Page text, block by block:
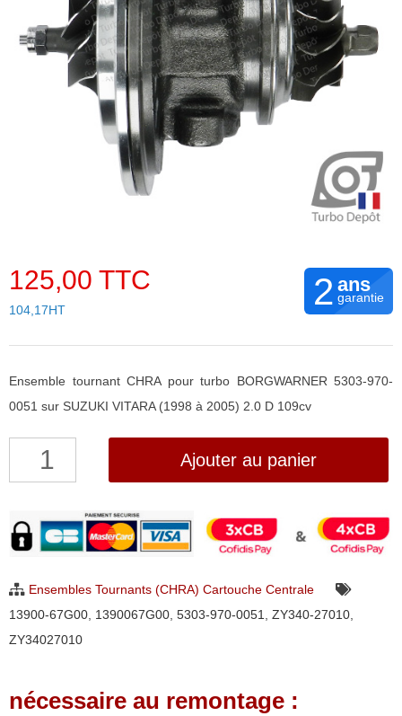
125,00 TTC
104,17HT 2 ans
garantie
Ensemble tournant CHRA pour turbo BORGWARNER 5303-970-
0051 sur SUZUKI VITARA (1998 à 2005) 2.0 D 109cv
quantité
Tournant
CHRA
turbo
0051
Ajouter au panier
Ensembles Tournants (CHRA) Cartouche Centrale
13900-67G00, 1390067G00, 5303-970-0051, ZY340-27010,
ZY34027010
nécessaire au remontage :